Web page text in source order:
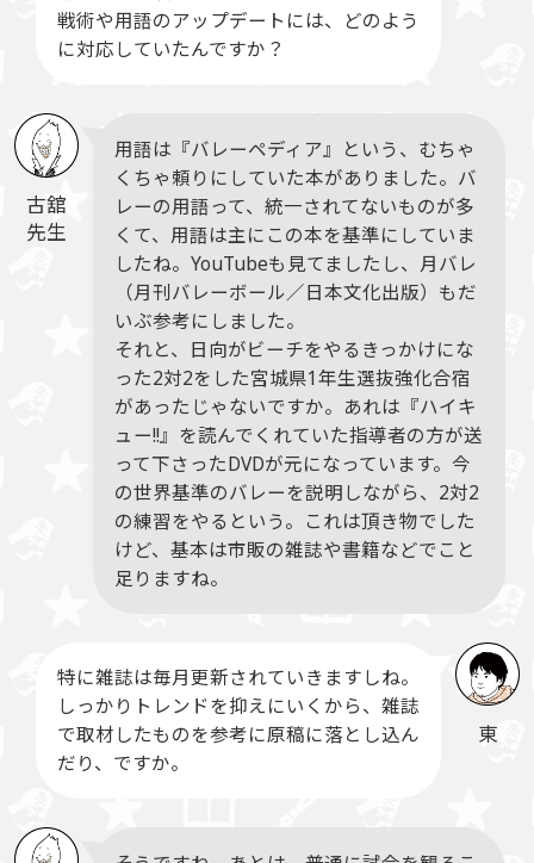
戦術や用語のアップデートには、どのよう
に対応していたんですか？
古舘
先生
用語は『バレーペディア』という、むちゃ
くちゃ頼りにしていた本がありました。バ
レーの用語って、統一されてないものが多
くて、用語は主にこの本を基準にしていま
したね。YouTubeも見てましたし、月バレ
（月刊バレーボール／日本文化出版）もだ
いぶ参考にしました。
それと、日向がビーチをやるきっかけにな
った2対2をした宮城県1年生選抜強化合宿
があったじゃないですか。あれは『ハイキ
ュー!!』を読んでくれていた指導者の方が送
って下さったDVDが元になっています。今
の世界基準のバレーを説明しながら、2対2
の練習をやるという。これは頂き物でした
けど、基本は市販の雑誌や書籍などでこと
足りますね。
東
特に雑誌は毎月更新されていきますしね。
しっかりトレンドを抑えにいくから、雑誌
で取材したものを参考に原稿に落とし込ん
だり、ですか。